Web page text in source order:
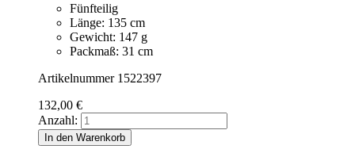
Fünfteilig
Länge: 135 cm
Gewicht: 147 g
Packmaß: 31 cm
Artikelnummer 1522397
132,00 €
Anzahl:
In den Warenkorb